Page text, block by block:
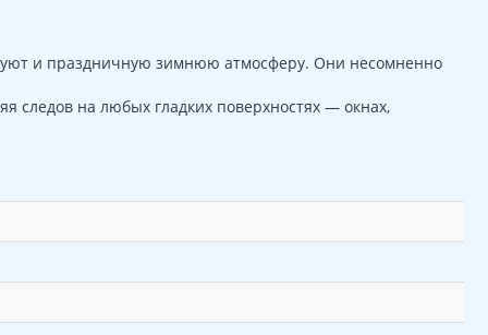
уют и праздничную зимнюю атмосферу. Они несомненно
следов на любых гладких поверхностях — окнах,